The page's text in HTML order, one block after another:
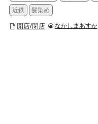
近鉄 髪染め
開店/閉店 なかしまあすか